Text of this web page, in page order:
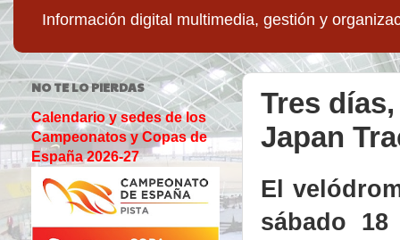
Información digital multimedia, gestión y
Tres
Japan
El
sábado
NO TE LO PIERDAS
Calendario y sedes de los
Campeonatos y Copas de
España 2026-27